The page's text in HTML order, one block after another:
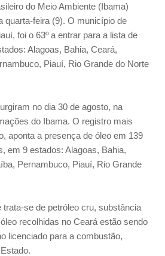
do Meio Ambiente (Ibama)
quarta-feira (9). O município de
foi o 63º a entrar para a lista de
Alagoas, Bahia, Ceará,
Piauí, Rio Grande do Norte
no dia 30 de agosto, na
do Ibama. O registro mais
aponta a presença de óleo em 139
em 9 estados: Alagoas, Bahia,
Pernambuco, Piauí, Rio Grande
se de petróleo cru, substância
recolhidas no Ceará estão sendo
licenciado para a combustão,